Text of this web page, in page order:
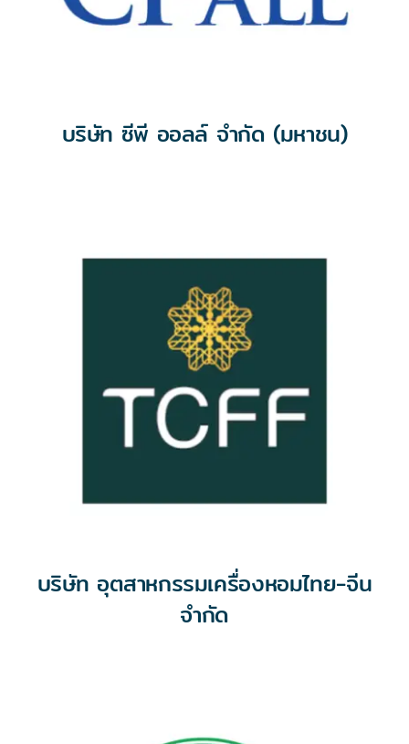
บริษัท ซีพี ออลล์ จำกัด (มหาชน)
บริษัท อุตสาหกรรมเครื่องหอมไทย-จีน
จำกัด